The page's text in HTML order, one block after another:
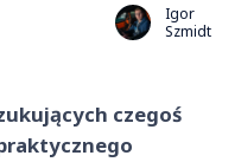
Igor
Szmidt
czegoś